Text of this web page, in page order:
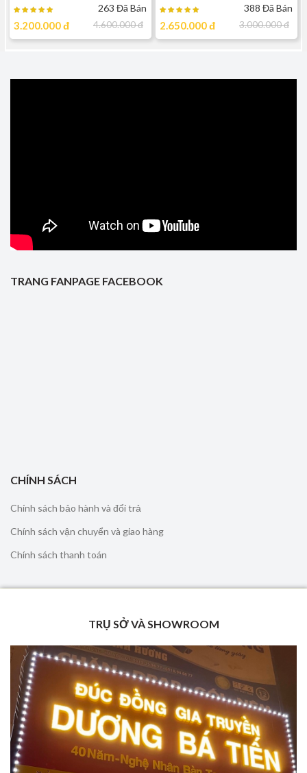
263 Đã Bán
3.200.000đ 4.600.000đ
Dát Vàng 24k - TBT04 ( cỡ
388 Đã Bán
2.650.000đ 3.000.000đ
TRANG FANPAGE FACEBOOK
CHÍNH SÁCH
Chính sách bảo hành và đổi trả
Chính sách vận chuyển và giao hàng
Chính sách thanh toán
TRỤ SỞ VÀ SHOWROOM